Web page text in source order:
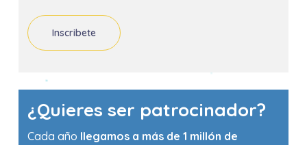
Inscribete
¿Quieres ser patrocinador?
Cada año llegamos a más de 1 millón de